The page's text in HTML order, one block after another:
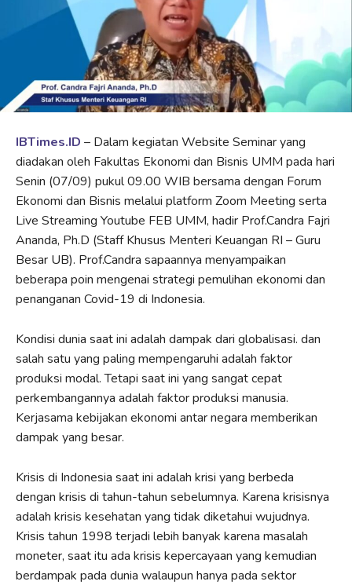
IBTimes.ID – Dalam kegiatan Website Seminar yang
diadakan oleh Fakultas Ekonomi dan Bisnis UMM pada hari
Senin (07/09) pukul 09.00 WIB bersama dengan Forum
Ekonomi dan Bisnis melalui platform Zoom Meeting serta
Live Streaming Youtube FEB UMM, hadir Prof.Candra Fajri
Ananda, Ph.D (Staff Khusus Menteri Keuangan RI – Guru
Besar UB). Prof.Candra sapaannya menyampaikan
beberapa poin mengenai strategi pemulihan ekonomi dan
penanganan Covid-19 di Indonesia.
Kondisi dunia saat ini adalah dampak dari globalisasi. dan
salah satu yang paling mempengaruhi adalah faktor
produksi modal. Tetapi saat ini yang sangat cepat
perkembangannya adalah faktor produksi manusia.
Kerjasama kebijakan ekonomi antar negara memberikan
dampak yang besar.
Krisis di Indonesia saat ini adalah krisi yang berbeda
dengan krisis di tahun-tahun sebelumnya. Karena krisisnya
adalah krisis kesehatan yang tidak diketahui wujudnya.
Krisis tahun 1998 terjadi lebih banyak karena masalah
moneter, saat itu ada krisis kepercayaan yang kemudian
berdampak pada dunia walaupun hanya pada sektor